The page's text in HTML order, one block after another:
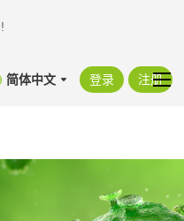
!
简体中文 登录 注册